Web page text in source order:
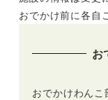
おでかけ前に各自
お
おでかけわん